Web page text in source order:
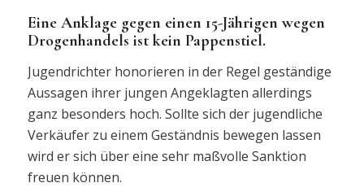
Eine Anklage gegen einen 15-Jährigen wegen
Drogenhandels ist kein Pappenstiel.
Jugendrichter honorieren in der Regel geständige
Aussagen ihrer jungen Angeklagten allerdings
ganz besonders hoch. Sollte sich der jugendliche
Verkäufer zu einem Geständnis bewegen lassen
wird er sich über eine sehr maßvolle Sanktion
freuen können.